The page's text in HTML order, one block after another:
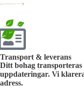
Transport & leverans
Ditt bohag
uppdateringar. Vi
adress.